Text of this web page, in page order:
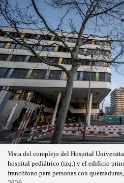
Vista del complejo del Hospital
hospital pediátrico (izq.) y el edificio
francófono para personas con